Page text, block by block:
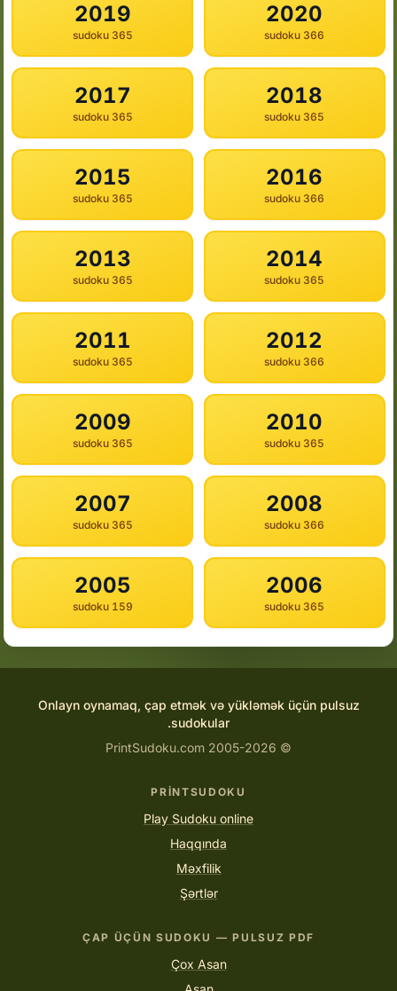
2020
366 sudoku
2019
365 sudoku
2018
365 sudoku
2017
365 sudoku
2016
366 sudoku
2015
365 sudoku
2014
365 sudoku
2013
365 sudoku
2012
366 sudoku
2011
365 sudoku
2010
365 sudoku
2009
365 sudoku
2008
366 sudoku
2007
365 sudoku
2006
365 sudoku
2005
159 sudoku
Onlayn oynamaq, çap etmək və yükləmək üçün pulsuz
sudokular.
© 2005-2026 PrintSudoku.com
PRINTSUDOKU
Play Sudoku online
Haqqında
Məxfilik
Şərtlər
ÇAP ÜÇÜN SUDOKU — PULSUZ PDF
Çox Asan